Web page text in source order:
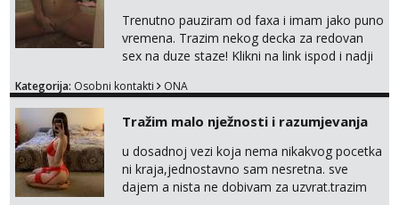
Trenutno pauziram od faxa i imam jako puno
vremena. Trazim nekog decka za redovan
sex na duze staze! Klikni na link ispod i nadji
Kategorija: Osobni kontakti ONA
Tražim malo nježnosti i razumjevanja
u dosadnoj vezi koja nema nikakvog pocetka
ni kraja,jednostavno sam nesretna. sve
dajem a nista ne dobivam za uzvrat.trazim